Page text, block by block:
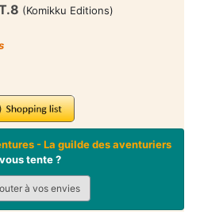
(Komikku Editions)
- La guilde des aventuriers
vous tente ?
à vos envies